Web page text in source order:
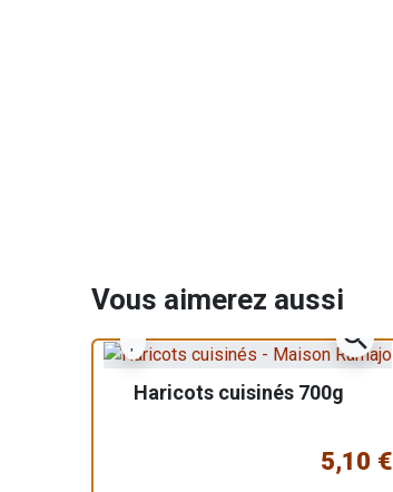
Vous aimerez aussi
zoom_in
Haricots cuisinés 700g
5,10 €